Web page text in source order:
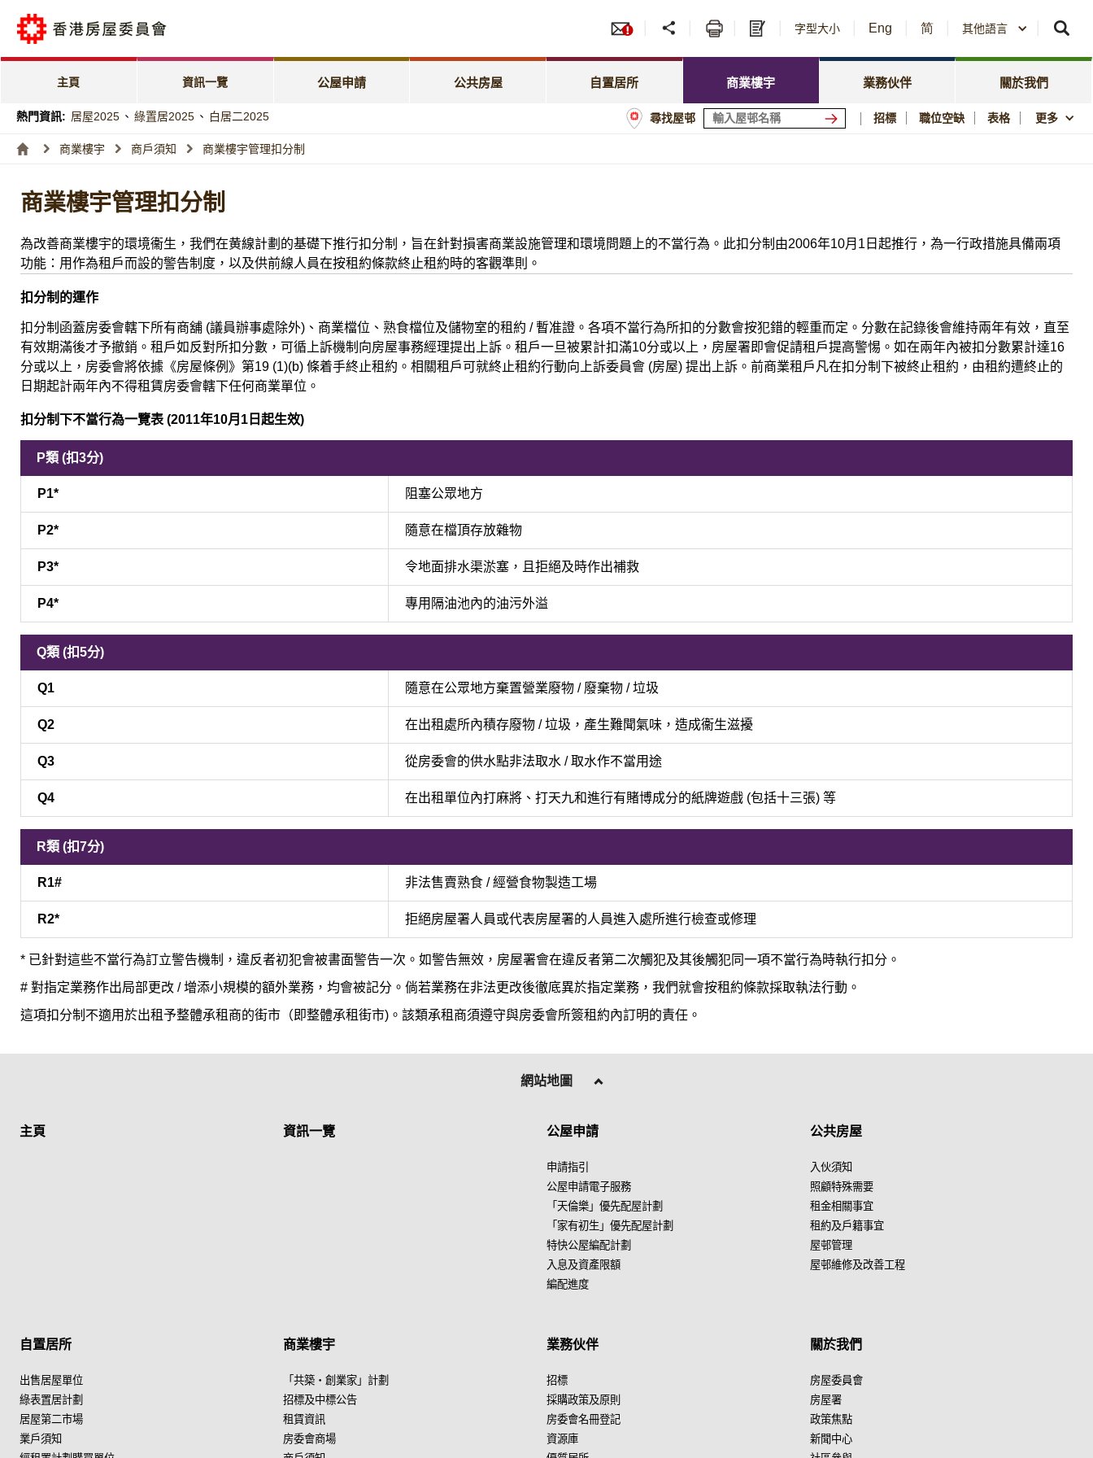
字型大小 Eng 简 其他語言
主頁 資訊一覽 公屋申請
「天倫樂」優先配屋計劃
公共房屋
租金相關事宜 自置居所
綠表置居計劃
居屋第二市場 商業樓宇
招標及中標公告
房委會商場
業務伙伴
房委會名冊登記
資源庫
優質居所
關於我們
新聞中心
社區參與
公屋歷史印記
熱門資訊: 居屋2025 、 綠置居2025 、 白居二2025 尋找屋邨 招標 職位空缺 表格 更多
商業樓宇 商戶須知 商業樓宇管理扣分制
商業樓宇管理扣分制
為改善商業樓宇的環境衞生，我們在黄線計劃的基礎下推行扣分制，旨在針對損害商業設施管理和環境問題上的不當行為。此扣分制由2006年10月1日起推行，為一行政措施具備兩項
功能：用作為租戶而設的警告制度，以及供前線人員在按租約條款終止租約時的客觀準則。
扣分制的運作
扣分制函蓋房委會轄下所有商舖 (議員辦事處除外)、商業檔位、熟食檔位及儲物室的租約 / 暫准證。各項不當行為所扣的分數會按犯錯的輕重而定。分數在記錄後會維持兩年有效，直至
有效期滿後才予撤銷。租戶如反對所扣分數，可循上訴機制向房屋事務經理提出上訴。租戶一旦被累計扣滿10分或以上，房屋署即會促請租戶提高警惕。如在兩年內被扣分數累計達16
分或以上，房委會將依據《房屋條例》第19 (1)(b) 條着手終止租約。相關租戶可就終止租約行動向上訴委員會 (房屋) 提出上訴。前商業租戶凡在扣分制下被終止租約，由租約遭終止的
日期起計兩年內不得租賃房委會轄下任何商業單位。
扣分制下不當行為一覽表 (2011年10月1日起生效)
P類 (扣3分)
P1* 阻塞公眾地方
P2* 隨意在檔頂存放雜物
P3* 令地面排水渠淤塞，且拒絕及時作出補救
P4* 專用隔油池內的油污外溢
Q類 (扣5分)
Q1 隨意在公眾地方棄置營業廢物 / 廢棄物 / 垃圾
Q2 在出租處所內積存廢物 / 垃圾，產生難聞氣味，造成衞生滋擾
Q3 從房委會的供水點非法取水 / 取水作不當用途
Q4 在出租單位內打麻將、打天九和進行有賭博成分的紙牌遊戲 (包括十三張) 等
R類 (扣7分)
R1# 非法售賣熟食 / 經營食物製造工場
R2* 拒絕房屋署人員或代表房屋署的人員進入處所進行檢查或修理
* 已針對這些不當行為訂立警告機制，違反者初犯會被書面警告一次。如警告無效，房屋署會在違反者第二次觸犯及其後觸犯同一項不當行為時執行扣分。
# 對指定業務作出局部更改 / 增添小規模的額外業務，均會被記分。倘若業務在非法更改後徹底異於指定業務，我們就會按租約條款採取執法行動。
這項扣分制不適用於出租予整體承租商的街市（即整體承租街市)。該類承租商須遵守與房委會所簽租約內訂明的責任。
網站地圖
主頁 資訊一覽 公屋申請
申請指引
公屋申請電子服務
「天倫樂」優先配屋計劃
「家有初生」優先配屋計劃
特快公屋編配計劃
入息及資產限額
編配進度
公共房屋
入伙須知
照顧特殊需要
租金相關事宜
租約及戶籍事宜
屋邨管理
屋邨維修及改善工程
自置居所
出售居屋單位
綠表置居計劃
居屋第二市場
業戶須知
商業樓宇
「共築・創業家」計劃
招標及中標公告
租賃資訊
房委會商場
業務伙伴
招標
採購政策及原則
房委會名冊登記
資源庫
關於我們
房屋委員會
房屋署
政策焦點
新聞中心